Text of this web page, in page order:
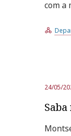
com a
24/05/